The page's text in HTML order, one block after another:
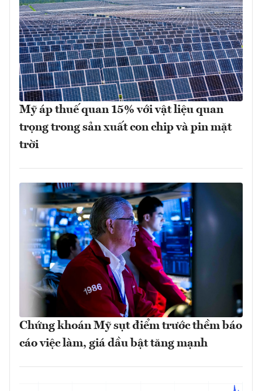
Mỹ áp thuế quan 15% với vật liệu quan
trọng trong sản xuất con chip và pin mặt
trời
Chứng khoán Mỹ sụt điểm trước thềm báo
cáo việc làm, giá dầu bật tăng mạnh